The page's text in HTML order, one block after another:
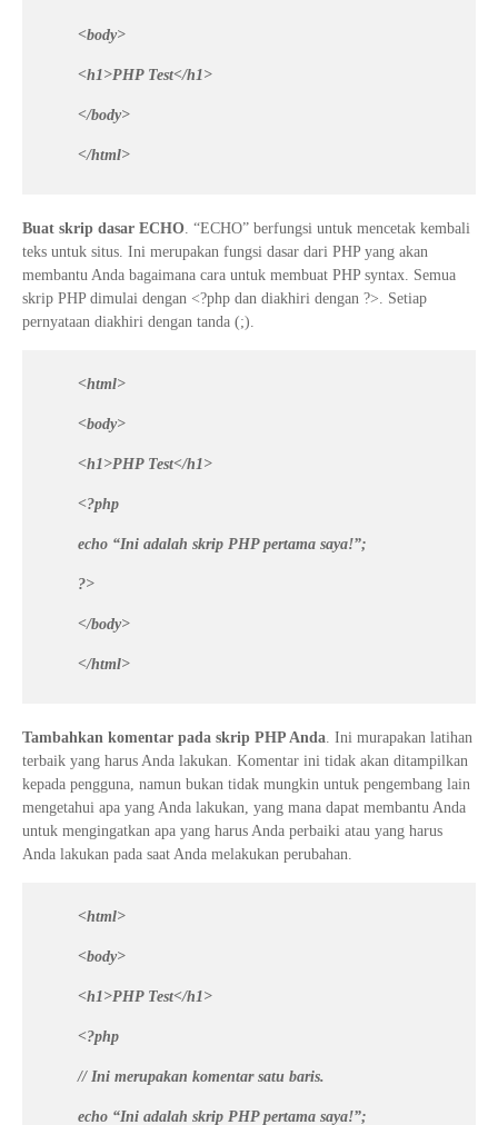
<body>
<h1>PHP Test</h1>
</body>
</html>
Buat skrip dasar ECHO . “ECHO” berfungsi untuk mencetak kembali
teks untuk situs. Ini merupakan fungsi dasar dari PHP yang akan
membantu Anda bagaimana cara untuk membuat PHP syntax. Semua
skrip PHP dimulai dengan <?php dan diakhiri dengan ?>. Setiap
pernyataan diakhiri dengan tanda (;).
<html>
<body>
<h1>PHP Test</h1>
<?php
echo “Ini adalah skrip PHP pertama saya!”;
?>
</body>
</html>
Tambahkan komentar pada skrip PHP Anda . Ini murapakan latihan
terbaik yang harus Anda lakukan. Komentar ini tidak akan ditampilkan
kepada pengguna, namun bukan tidak mungkin untuk pengembang lain
mengetahui apa yang Anda lakukan, yang mana dapat membantu Anda
untuk mengingatkan apa yang harus Anda perbaiki atau yang harus
Anda lakukan pada saat Anda melakukan perubahan.
<html>
<body>
<h1>PHP Test</h1>
<?php
// Ini merupakan komentar satu baris.
echo “Ini adalah skrip PHP pertama saya!”;